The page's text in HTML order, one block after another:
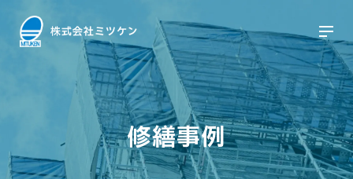
修繕事例